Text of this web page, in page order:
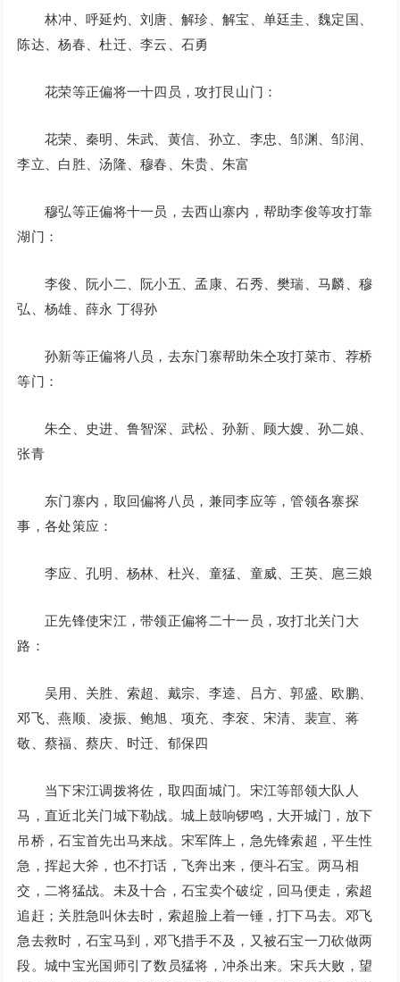
林冲、呼延灼、刘唐、解珍、解宝、单廷圭、魏定国、
陈达、杨春、杜迁、李云、石勇
花荣等正偏将一十四员，攻打艮山门：
花荣、秦明、朱武、黄信、孙立、李忠、邹渊、邹润、
李立、白胜、汤隆、穆春、朱贵、朱富
穆弘等正偏将十一员，去西山寨内，帮助李俊等攻打靠
湖门：
李俊、阮小二、阮小五、孟康、石秀、樊瑞、马麟、穆
弘、杨雄、薛永 丁得孙
孙新等正偏将八员，去东门寨帮助朱仝攻打菜市、荐桥
等门：
朱仝、史进、鲁智深、武松、孙新、顾大嫂、孙二娘、
张青
东门寨内，取回偏将八员，兼同李应等，管领各寨探
事，各处策应：
李应、孔明、杨林、杜兴、童猛、童威、王英、扈三娘
正先锋使宋江，带领正偏将二十一员，攻打北关门大
路：
吴用、关胜、索超、戴宗、李逵、吕方、郭盛、欧鹏、
邓飞、燕顺、凌振、鲍旭、项充、李衮、宋清、裴宣、蒋
敬、蔡福、蔡庆、时迁、郁保四
当下宋江调拨将佐，取四面城门。宋江等部领大队人
马，直近北关门城下勒战。城上鼓响锣鸣，大开城门，放下
吊桥，石宝首先出马来战。宋军阵上，急先锋索超，平生性
急，挥起大斧，也不打话，飞奔出来，便斗石宝。两马相
交，二将猛战。未及十合，石宝卖个破绽，回马便走，索超
追赶；关胜急叫休去时，索超脸上着一锤，打下马去。邓飞
急去救时，石宝马到，邓飞措手不及，又被石宝一刀砍做两
段。城中宝光国师引了数员猛将，冲杀出来。宋兵大败，望